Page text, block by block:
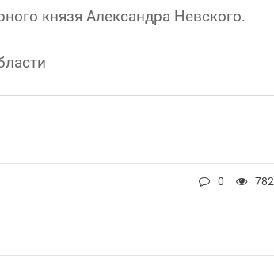
князя Александра Невского.
0 782